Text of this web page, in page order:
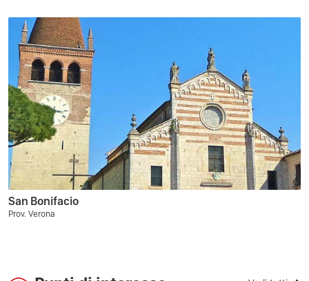
San Bonifacio
Prov. Verona